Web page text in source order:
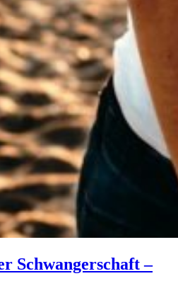
Schwangerschaft –